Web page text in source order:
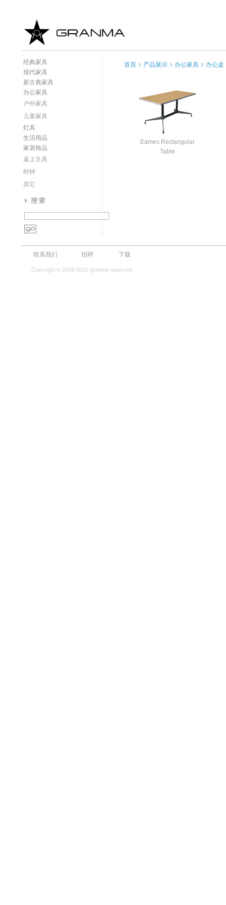
经典家具
现代家具
新古典家具
办公家具
户外家具
儿童家具
灯具
生活用品
家居饰品
桌上文具
时钟
其它
首頁 产品展示 办公家具 办公桌
Eames Rectangular
Table
联系我们 招聘 下载
Copyright © 2009-2010 granma reserved